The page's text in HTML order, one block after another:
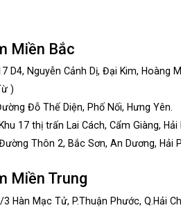
Miền Bắc
D4, Nguyễn Cảnh Dị, Đại Kim, Hoàng
)
Đỗ Thế Diện, Phố Nối, Hưng Yên.
Khu 17 thị trấn Lai Cách, Cẩm Giàng, Hải
Thôn 2, Bắc Sơn, An Dương, Hải
Miền Trung
3 Hàn Mạc Tử, P.Thuận Phước, Q.Hải